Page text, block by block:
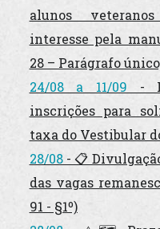
alunos veteranos
interesse pela
28 – Parágrafo
24/08 a 11/09 -
inscrições para
taxa do Vestibular
28/08- 📋
das vagas
91 - §1º)